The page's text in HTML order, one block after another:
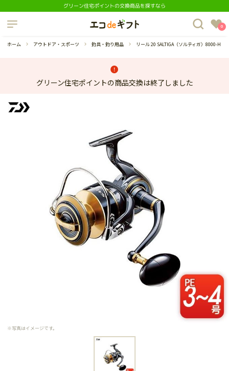
グリーン住宅ポイントの交換商品を探すなら
制度について
よくあるご質問 0
ダイニングセット
ホーム アウトドア・スポーツ 釣具・釣り用品 リール 20 SALTIGA（ソルティガ）8000-H
グリーン住宅ポイントの商品交換は終了しました
※写真はイメージです。